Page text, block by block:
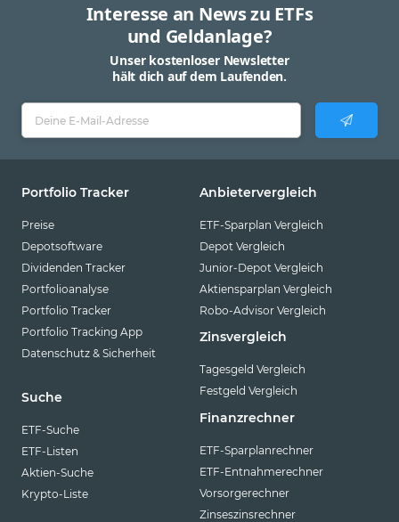
Interesse an News zu ETFs
und Geldanlage?
Unser kostenloser Newsletter
hält dich auf dem Laufenden.
Portfolio Tracker
Preise
Depotsoftware
Dividenden Tracker
Portfolioanalyse
Portfolio Tracker
Portfolio Tracking App
Datenschutz & Sicherheit
Suche
ETF-Suche
ETF-Listen
Aktien-Suche
Krypto-Liste
Anbietervergleich
ETF-Sparplan Vergleich
Depot Vergleich
Junior-Depot Vergleich
Aktiensparplan Vergleich
Robo-Advisor Vergleich
Zinsvergleich
Tagesgeld Vergleich
Festgeld Vergleich
Finanzrechner
ETF-Sparplanrechner
ETF-Entnahmerechner
Vorsorgerechner
Zinseszinsrechner